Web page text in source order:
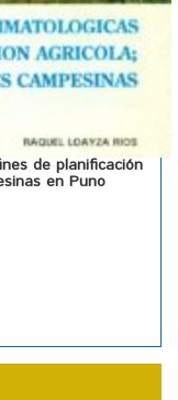
de planificación
en Puno